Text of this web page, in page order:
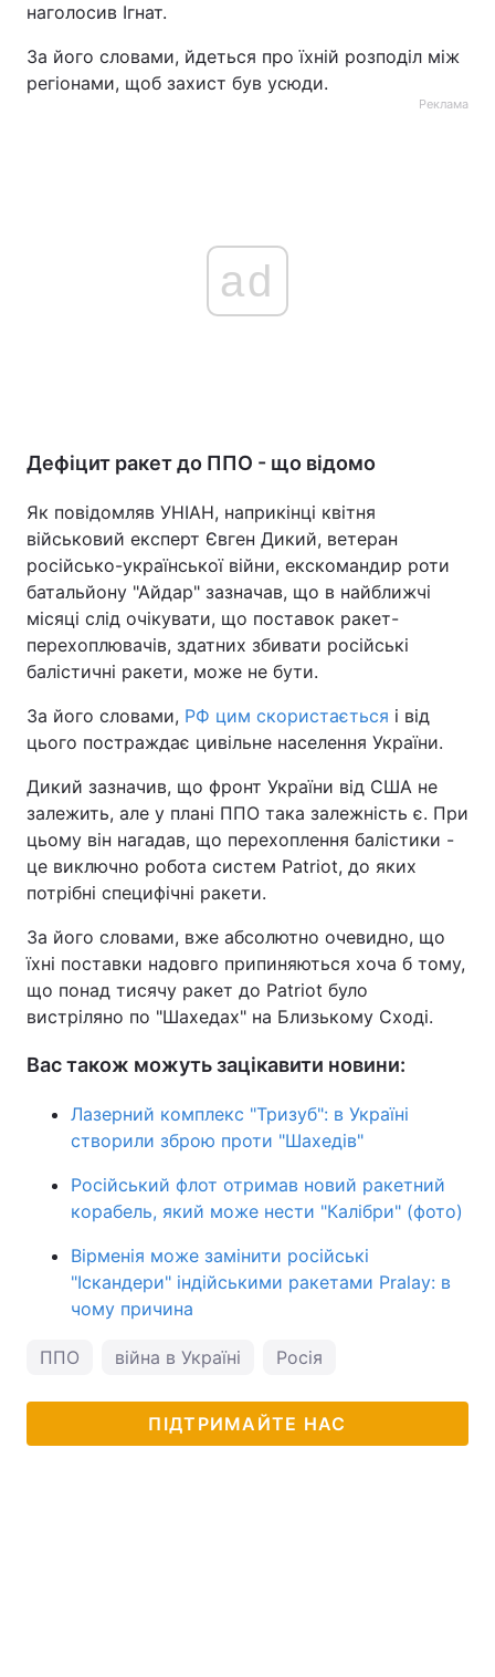
наголосив Ігнат.
За його словами, йдеться про їхній розподіл між
регіонами, щоб захист був усюди.
Реклама
ad
Дефіцит ракет до ППО - що відомо
Як повідомляв УНІАН, наприкінці квітня
військовий експерт Євген Дикий, ветеран
російсько-української війни, екскомандир роти
батальйону "Айдар" зазначав, що в найближчі
місяці слід очікувати, що поставок ракет-
перехоплювачів, здатних збивати російські
балістичні ракети, може не бути.
За його словами, РФ цим скористається і від
цього постраждає цивільне населення України.
Дикий зазначив, що фронт України від США не
залежить, але у плані ППО така залежність є. При
цьому він нагадав, що перехоплення балістики -
це виключно робота систем Patriot, до яких
потрібні специфічні ракети.
За його словами, вже абсолютно очевидно, що
їхні поставки надовго припиняються хоча б тому,
що понад тисячу ракет до Patriot було
вистріляно по "Шахедах" на Близькому Сході.
Вас також можуть зацікавити новини:
Лазерний комплекс "Тризуб": в Україні
створили зброю проти "Шахедів"
Російський флот отримав новий ракетний
корабель, який може нести "Калібри" (фото)
Вірменія може замінити російські
"Іскандери" індійськими ракетами Pralay: в
чому причина
ППО війна в Україні Росія
ПІДТРИМАЙТЕ НАС